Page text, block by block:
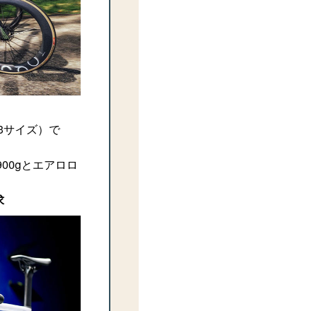
イズ）で
とエアロロ